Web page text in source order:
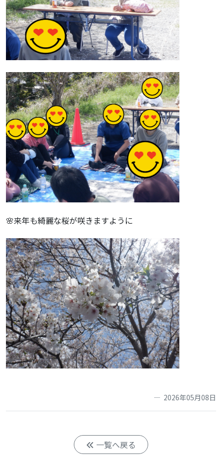
🌸来年も綺麗な桜が咲きますように
2026年05月08日
一覧へ戻る